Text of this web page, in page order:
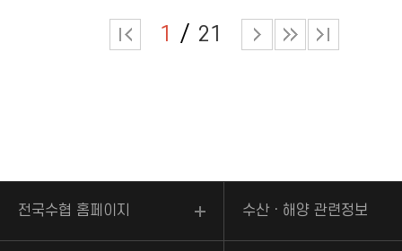
1 21
전국수협 홈페이지 수산ㆍ해양 관련정보